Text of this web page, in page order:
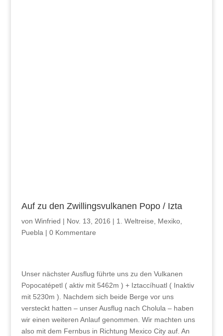
Auf zu den Zwillingsvulkanen Popo / Izta
von Winfried | Nov. 13, 2016 | 1. Weltreise Mexiko,
Puebla | 0 Kommentare
Unser nächster Ausflug führte uns zu den Vulkanen
Popocatépetl ( aktiv mit 5462m ) + Iztaccíhuatl ( Inaktiv
mit 5230m ). Nachdem sich beide Berge vor uns
versteckt hatten – unser Ausflug nach Cholula – haben
wir einen weiteren Anlauf genommen. Wir machten uns
also mit dem Fernbus in Richtung Mexico City auf. An